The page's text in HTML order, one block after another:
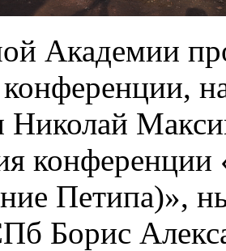
Академии
Николай
конференции
Петипа)»,
Борис